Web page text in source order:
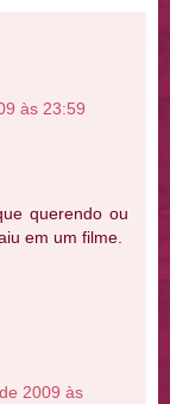
às 23:59
querendo ou
em um filme.
2009 às